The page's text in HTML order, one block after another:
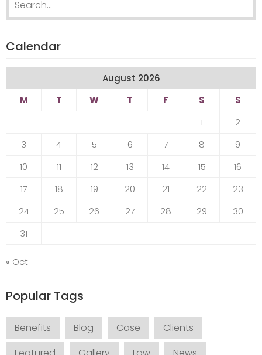
Calendar
August 2026
M
T W T F S
S
1
2
3
4 5 6 7 8
9
10
11 12 13 14 15
16
17
18 19 20 21 22
23
24
25 26 27 28 29
30
31
« Oct
Popular Tags
Benefits Blog Case
Clients